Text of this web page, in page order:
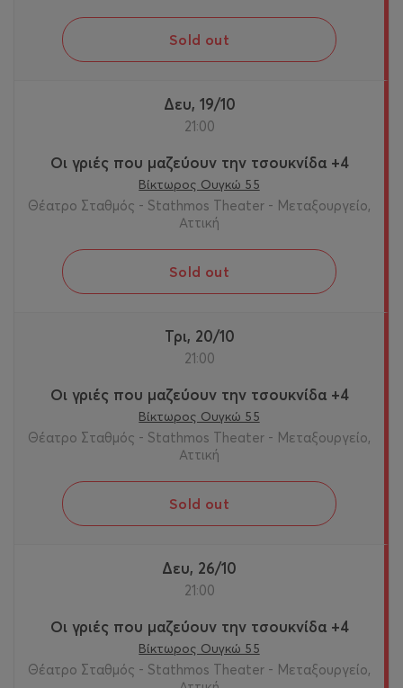
Sold out
Δευ, 19/10
21:00
Οι γριές που μαζεύουν την τσουκνίδα +4
Βίκτωρος Ουγκώ 55
Θέατρο Σταθμός - Stathmos Theater - Μεταξουργείο,
Αττική
Sold out
Τρι, 20/10
21:00
Οι γριές που μαζεύουν την τσουκνίδα +4
Βίκτωρος Ουγκώ 55
Θέατρο Σταθμός - Stathmos Theater - Μεταξουργείο,
Αττική
Sold out
Δευ, 26/10
21:00
Οι γριές που μαζεύουν την τσουκνίδα +4
Βίκτωρος Ουγκώ 55
Θέατρο Σταθμός - Stathmos Theater - Μεταξουργείο,